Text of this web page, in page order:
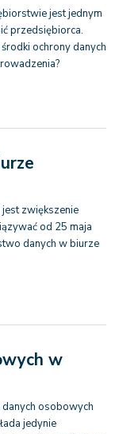
jest jednym
przedsiębiorca.
ochrony danych
zwiększenie
od 25 maja
danych w biurze
w
osobowych
jedynie